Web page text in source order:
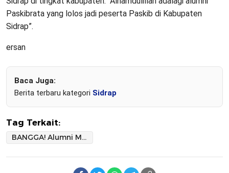
Paskibrata yang lolos jadi peserta Paskib di Kabupaten
Sidrap”.
ersan
Baca Juga:
Berita terbaru kategori Sidrap
Tag Terkait:
BANGGA! Alumni MTsN 2 Sidrap Jadi Paskibraka Tingkat Kabupaten Sidrap Tahun 2024